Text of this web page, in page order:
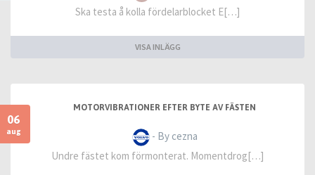
Ska testa å kolla fördelarblocket E[…]
VISA INLÄGG
06
aug
MOTORVIBRATIONER EFTER BYTE AV FÄSTEN
- By cezna
Undre fästet kom förmonterat. Momentdrog[…]